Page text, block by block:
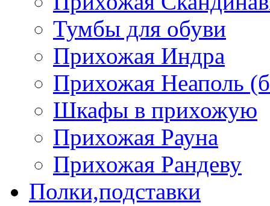
Тумбы для обуви
Прихожая Индра
Прихожая Неаполь
Шкафы в прихожую
Прихожая Рауна
Прихожая Рандеву
Полки,подставки